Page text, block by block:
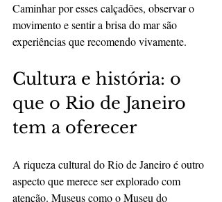
Caminhar por esses calçadões, observar o
movimento e sentir a brisa do mar são
experiências que recomendo vivamente.
Cultura e história: o
que o Rio de Janeiro
tem a oferecer
A riqueza cultural do Rio de Janeiro é outro
aspecto que merece ser explorado com
atenção. Museus como o Museu do